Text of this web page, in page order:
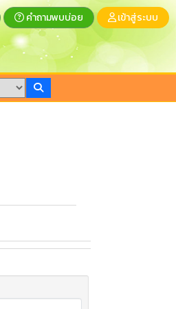
คำถามพบบ่อย เข้าสู่ระบบ